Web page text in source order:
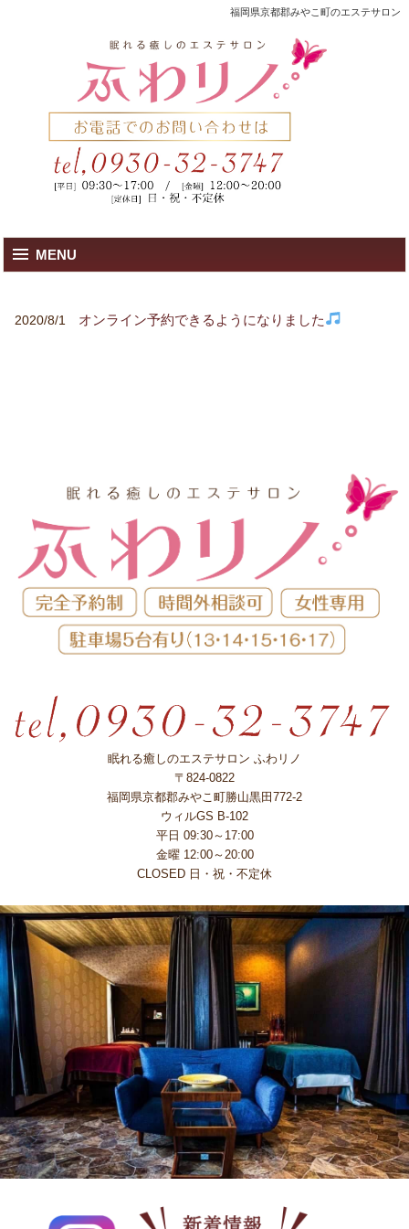
福岡県京都郡みやこ町のエステサロン
MENU
2020/8/1 オンライン予約できるようになりました
眠れる癒しのエステサロン ふわリノ
〒824-0822
福岡県京都郡みやこ町勝山黒田772-2
ウィルGS B-102
平日 09:30～17:00
金曜 12:00～20:00
CLOSED 日・祝・不定休